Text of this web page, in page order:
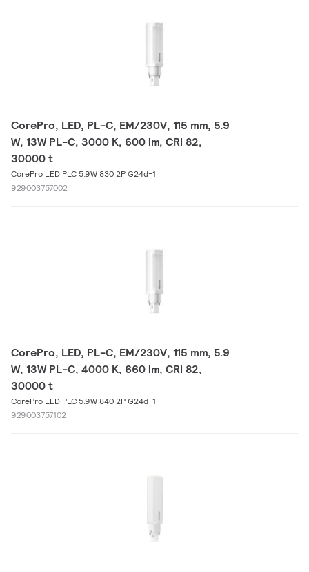
CorePro, LED, PL-C, EM/230V, 115 mm, 5.9
W, 13W PL-C, 3000 K, 600 lm, CRI 82,
30000 t
CorePro LED PLC 5.9W 830 2P G24d-1
929003757002
CorePro, LED, PL-C, EM/230V, 115 mm, 5.9
W, 13W PL-C, 4000 K, 660 lm, CRI 82,
30000 t
CorePro LED PLC 5.9W 840 2P G24d-1
929003757102